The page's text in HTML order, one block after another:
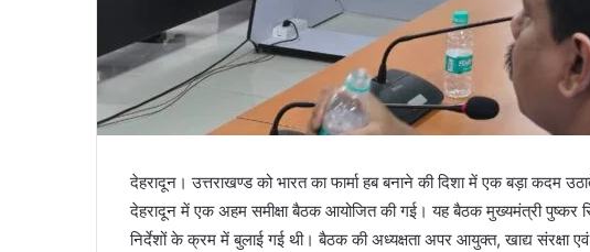
देहरादून। उत्तराखण्ड को भारत का फार्मा हब बनाने की दिशा में एक बड़ा कदम
देहरादून में एक अहम समीक्षा बैठक आयोजित की गई। यह बैठक मुख्यमंत्री पुष्कर
निर्देशों के क्रम में बुलाई गई थी। बैठक की अध्यक्षता अपर आयुक्त, खाद्य संरक्षा